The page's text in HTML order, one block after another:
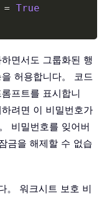
= True
면서도 그룹화된 행
허용합니다。 코드
프트를 표시합니
려면 이 비밀번호가
비밀번호를 잊어버
금을 해제할 수 없습
。 워크시트 보호 비